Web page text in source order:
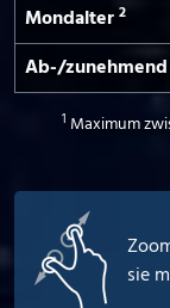
Mond­alter 2
Ab-/­zunehmend
1 Maximum
sie